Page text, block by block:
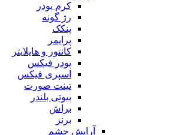
کرم پودر
رژ گونه
پنکک
پرایمر
کانتور و هایلایتر
پودر فیکس
اسپری فیکس
تینت صورت
بیوتی بلندر
براش
برنز
آرایش چشم